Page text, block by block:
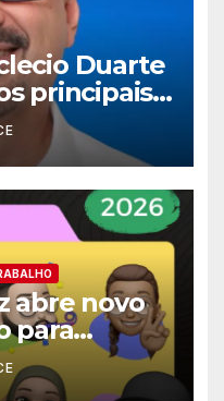
Duarte
principais
para
abre novo
para